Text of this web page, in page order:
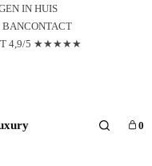
IN HUIS
4,9/5 ★★★★★
Search 0